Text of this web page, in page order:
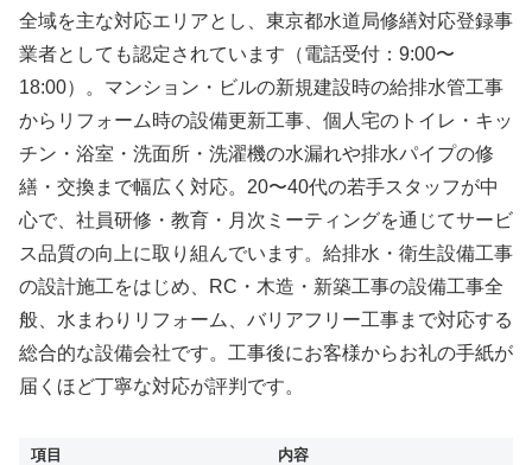
全域を主な対応エリアとし、東京都水道局修繕対応登録事
業者としても認定されています（電話受付：9:00〜
18:00）。マンション・ビルの新規建設時の給排水管工事
からリフォーム時の設備更新工事、個人宅のトイレ・キッ
チン・浴室・洗面所・洗濯機の水漏れや排水パイプの修
繕・交換まで幅広く対応。20〜40代の若手スタッフが中
心で、社員研修・教育・月次ミーティングを通じてサービ
ス品質の向上に取り組んでいます。給排水・衛生設備工事
の設計施工をはじめ、RC・木造・新築工事の設備工事全
般、水まわりリフォーム、バリアフリー工事まで対応する
総合的な設備会社です。工事後にお客様からお礼の手紙が
届くほど丁寧な対応が評判です。
項目
内容